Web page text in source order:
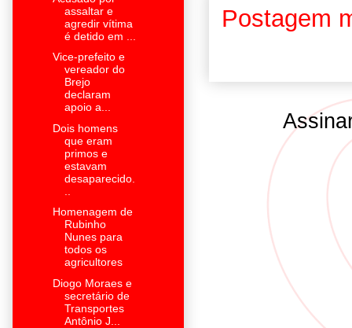
Postagem
assaltar e
agredir vítima
é detido em ...
Vice-prefeito e
vereador do
Brejo
declaram
apoio a...
Dois homens
que eram
primos e
estavam
desaparecido.
Homenagem de
Rubinho
Nunes para
todos os
agricultores
Diogo Moraes e
secretário de
Transportes
Antônio J...